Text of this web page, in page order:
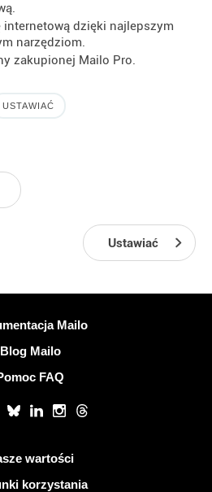
dzięki najlepszym
narzędziom.
zakupionej Mailo Pro.
USTAWIAĆ
Ustawiać
Mailo
Blog Mailo
FAQ
BlueskyLinkedInInstagram
Threads
wartości
korzystania